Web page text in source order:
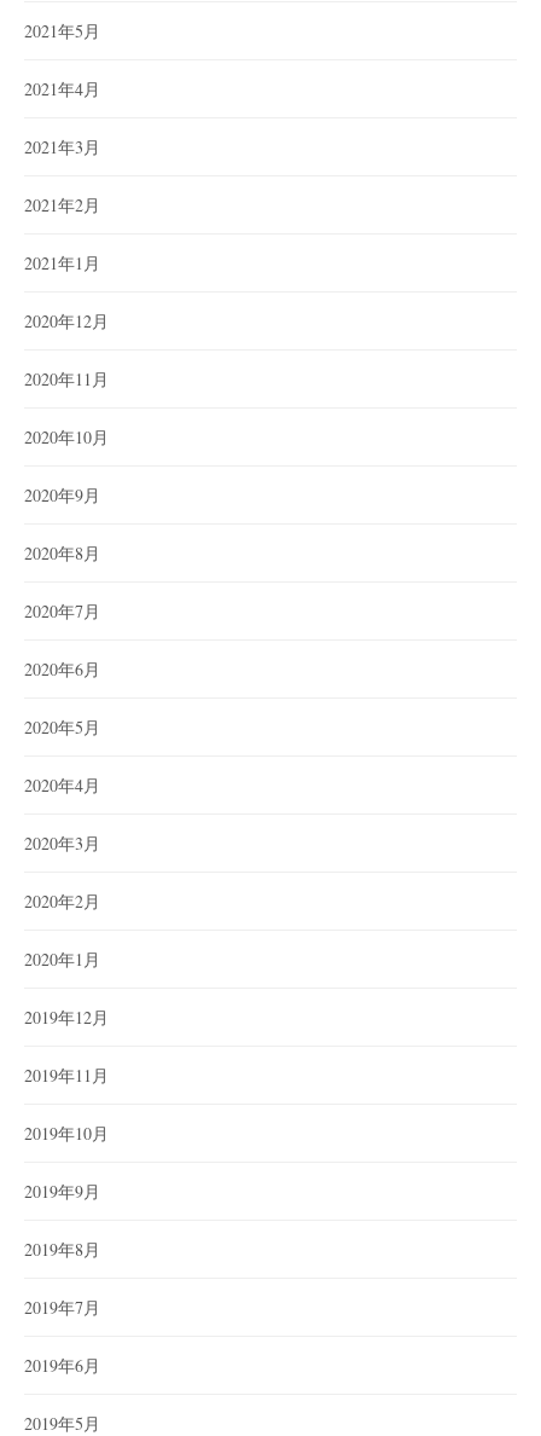
2021年5月
2021年4月
2021年3月
2021年2月
2021年1月
2020年12月
2020年11月
2020年10月
2020年9月
2020年8月
2020年7月
2020年6月
2020年5月
2020年4月
2020年3月
2020年2月
2020年1月
2019年12月
2019年11月
2019年10月
2019年9月
2019年8月
2019年7月
2019年6月
2019年5月